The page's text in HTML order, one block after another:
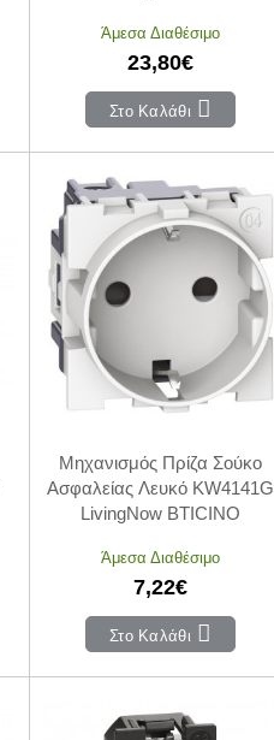
Άμεσα Διαθέσιμο
23,80€
Στο Καλάθι
Μηχανισμός Πρίζα Σούκο
Ασφαλείας Λευκό KW4141G
LivingNow BTICINO
Άμεσα Διαθέσιμο
7,22€
Στο Καλάθι